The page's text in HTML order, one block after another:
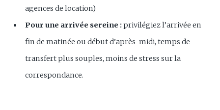
agences de location)
Pour une arrivée sereine :privilégiez l’arrivée en
fin de matinée ou début d’après-midi, temps de
transfert plus souples, moins de stress sur la
correspondance.